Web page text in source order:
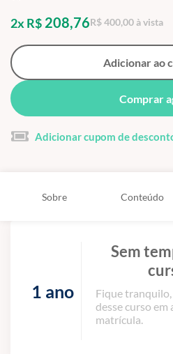
2x R$ 208,76R$ 400,00 à vista
Adicionar ao
Comprar
Adicionar cupom de
Sobre Conteúdo
1 ano
Sem
Fique
desse curso em
matrícula.